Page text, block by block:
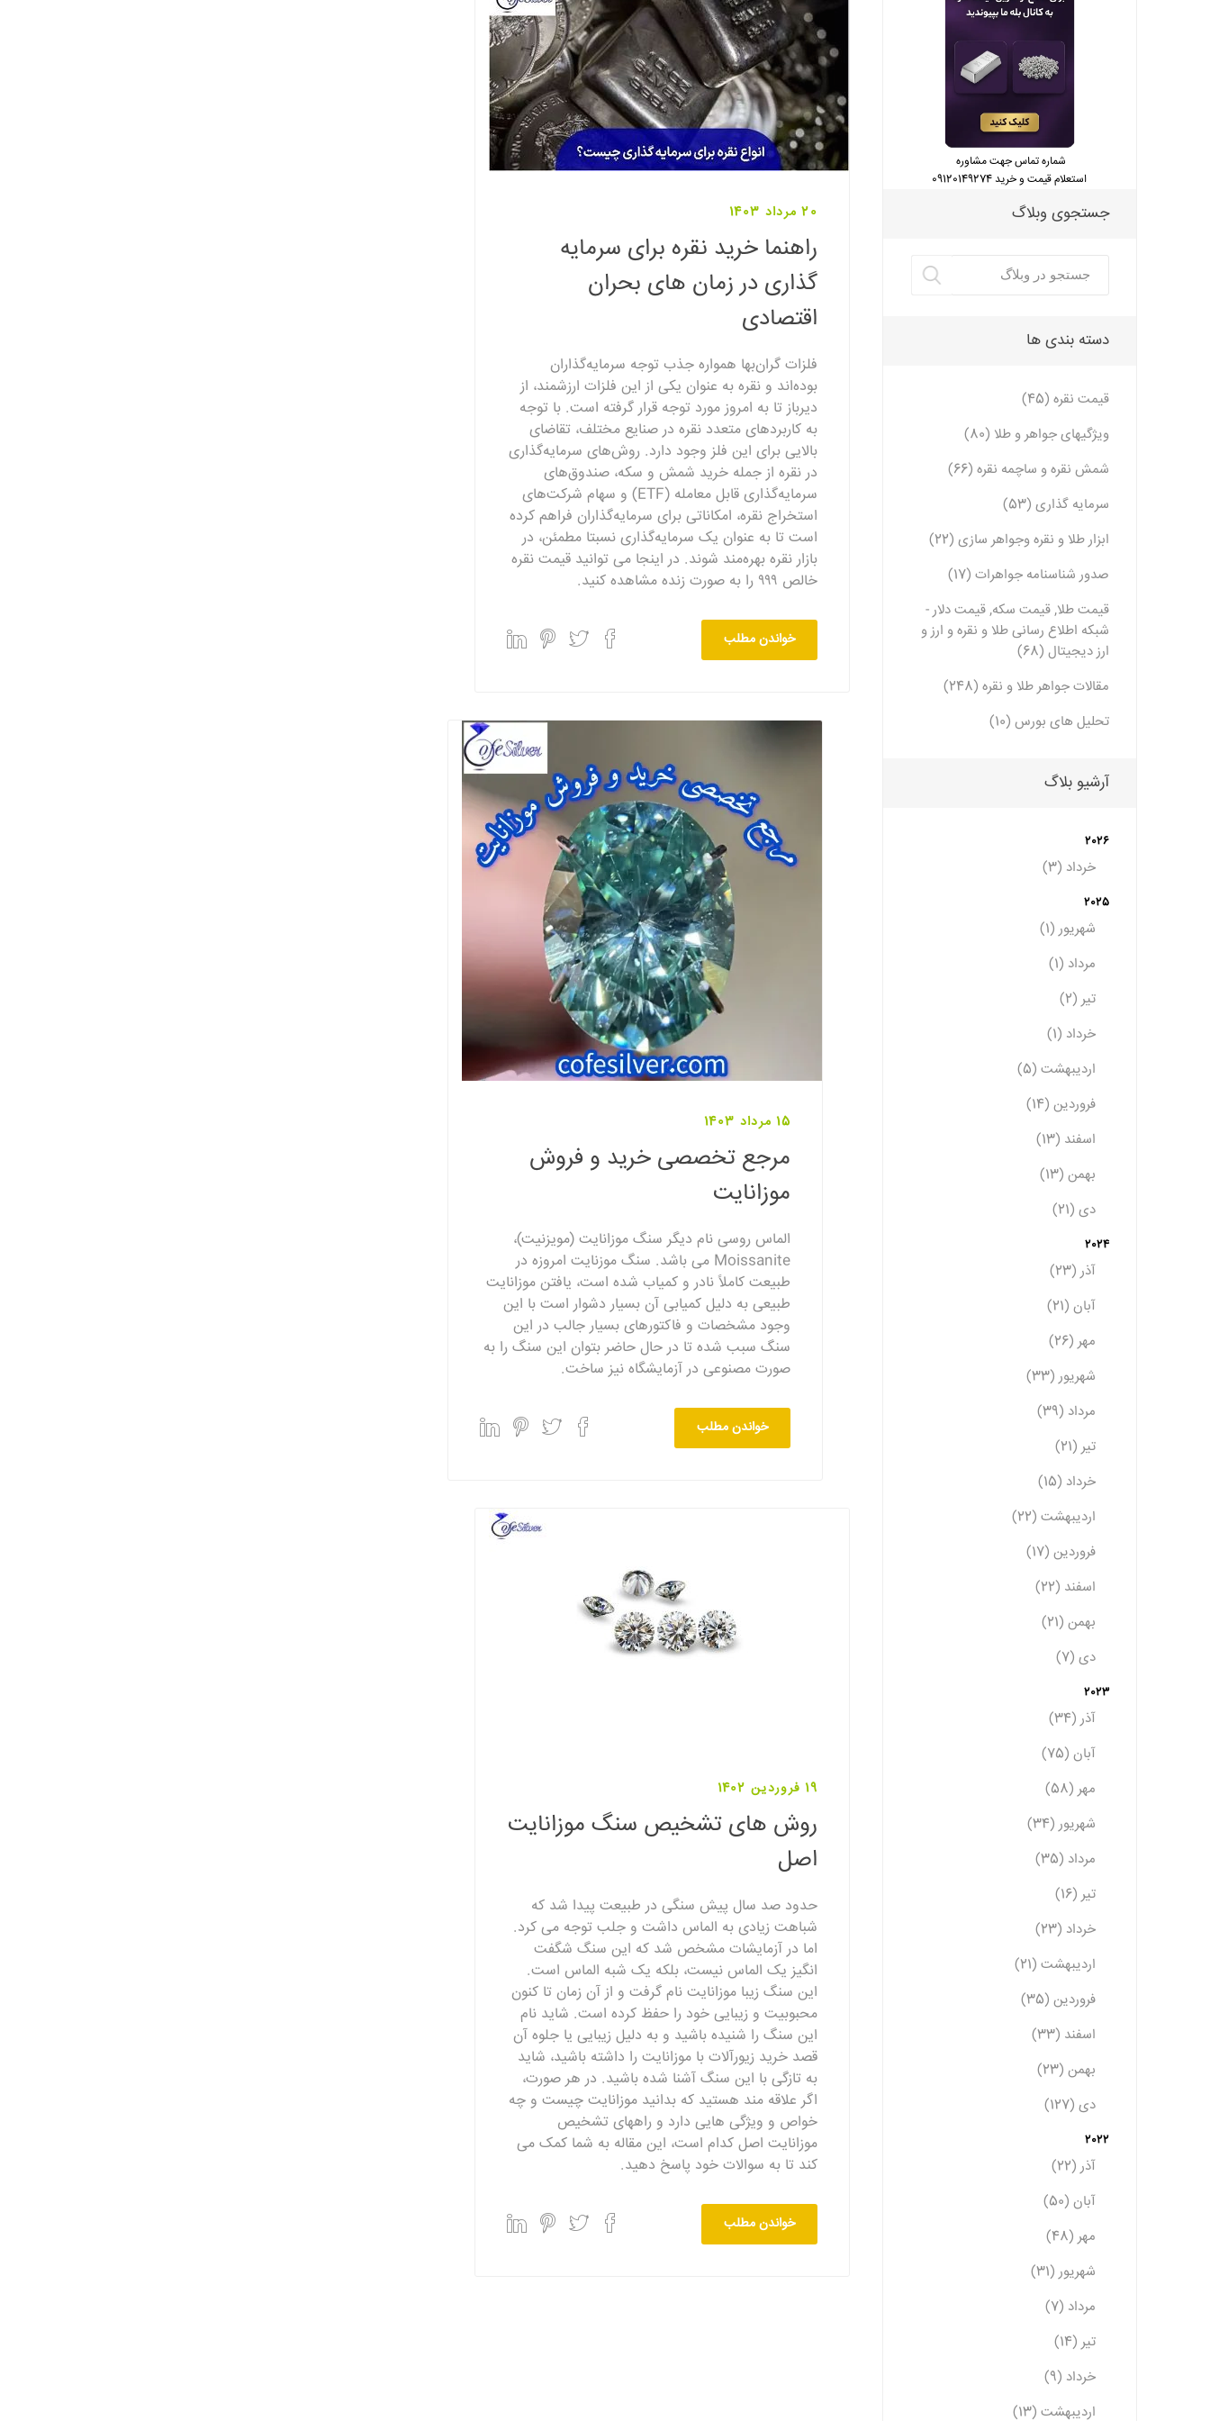
20 مرداد 1403
راهنما خرید نقره برای سرمایه
گذاری در زمان های بحران
اقتصادی
فلزات گران‌بها همواره جذب توجه سرمایه‌گذاران
بوده‌اند و نقره به عنوان یکی از این فلزات ارزشمند، از
دیرباز تا به امروز مورد توجه قرار گرفته است. با توجه
به کاربردهای متعدد نقره در صنایع مختلف، تقاضای
بالایی برای این فلز وجود دارد. روش‌های سرمایه‌گذاری
در نقره از جمله خرید شمش و سکه، صندوق‌های
سرمایه‌گذاری قابل معامله (ETF) و سهام شرکت‌های
استخراج نقره، امکاناتی برای سرمایه‌گذاران فراهم کرده
است تا به عنوان یک سرمایه‌گذاری نسبتا مطمئن، در
بازار نقره بهره‌مند شوند. در اینجا می توانید قیمت نقره
خالص ۹۹۹ را به صورت زنده مشاهده کنید.
خواندن مطلب
15 مرداد 1403
مرجع تخصصی خرید و فروش
موزانایت
الماس روسی نام دیگر سنگ موزانایت (مویزنیت)،
Moissanite می باشد. سنگ موزنایت امروزه در
طبیعت کاملاً نادر و کمیاب شده است، یافتن موزانایت
طبیعی به دلیل کمیابی آن بسیار دشوار است با این‌
وجود مشخصات و فاکتورهای بسیار جالب در این
سنگ سبب شده تا در حال حاضر بتوان این سنگ را به‌
صورت مصنوعی در آزمایشگاه نیز ساخت.
خواندن مطلب
19 فروردین 1402
روش های تشخیص سنگ موزانایت
اصل
حدود صد سال پیش سنگی در طبیعت پیدا شد که
شباهت زیادی به الماس داشت و جلب توجه می کرد.
اما در آزمایشات مشخص شد که این سنگ شگفت
انگیز یک الماس نیست، بلکه یک شبه الماس است.
این سنگ زیبا موزانایت نام گرفت و از آن زمان تا کنون
محبوبیت و زیبایی خود را حفظ کرده است. شاید نام
این سنگ را شنیده باشید و به دلیل زیبایی یا جلوه آن
قصد خرید زیورآلات با موزانایت را داشته باشید، شاید
به تازگی با این سنگ آشنا شده باشید. در هر صورت،
اگر علاقه مند هستید که بدانید موزانایت چیست و چه
خواص و ویژگی هایی دارد و راههای تشخیص
موزانایت اصل کدام است، این مقاله به شما کمک می
کند تا به سوالات خود پاسخ دهید.
خواندن مطلب
شماره تماس جهت مشاوره
استعلام قیمت و خرید 09120149274
جستجوی وبلاگ
دسته بندی ها
قیمت نقره (45)
ویژگیهای جواهر و طلا (80)
شمش نقره و ساچمه نقره (66)
سرمایه گذاری (53)
ابزار طلا و نقره وجواهر سازی (22)
صدور شناسنامه جواهرات (17)
قیمت طلا, قیمت سکه, قیمت دلار -
شبکه اطلاع رسانی طلا و نقره و ارز و
ارز دیجیتال (68)
مقالات جواهر طلا و نقره (248)
تحلیل های بورس (10)
آرشیو بلاگ
2026
خرداد (3)
2025
شهریور (1)
مرداد (1)
تیر (2)
خرداد (1)
اردیبهشت (5)
فروردین (14)
اسفند (13)
بهمن (13)
دی (21)
2024
آذر (23)
آبان (21)
مهر (26)
شهریور (33)
مرداد (39)
تیر (21)
خرداد (15)
اردیبهشت (22)
فروردین (17)
اسفند (22)
بهمن (21)
دی (7)
2023
آذر (34)
آبان (75)
مهر (58)
شهریور (34)
مرداد (35)
تیر (16)
خرداد (23)
اردیبهشت (21)
فروردین (35)
اسفند (33)
بهمن (23)
دی (127)
2022
آذر (22)
آبان (50)
مهر (48)
شهریور (31)
مرداد (7)
تیر (14)
خرداد (9)
اردیبهشت (13)